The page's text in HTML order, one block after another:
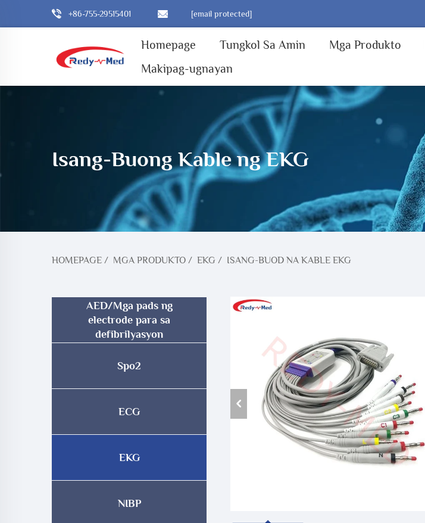
+86-755-29515401 [email protected]
Homepage Tungkol Sa Amin Mga Produkto
Makipag-ugnayan
Isang-Buong Kable ng EKG
HOMEPAGE / MGA PRODUKTO / EKG / ISANG-BUOD NA KABLE EKG
AED/Mga pads ng
electrode para sa
defibrilyasyon
Spo2
ECG
EKG
NIBP